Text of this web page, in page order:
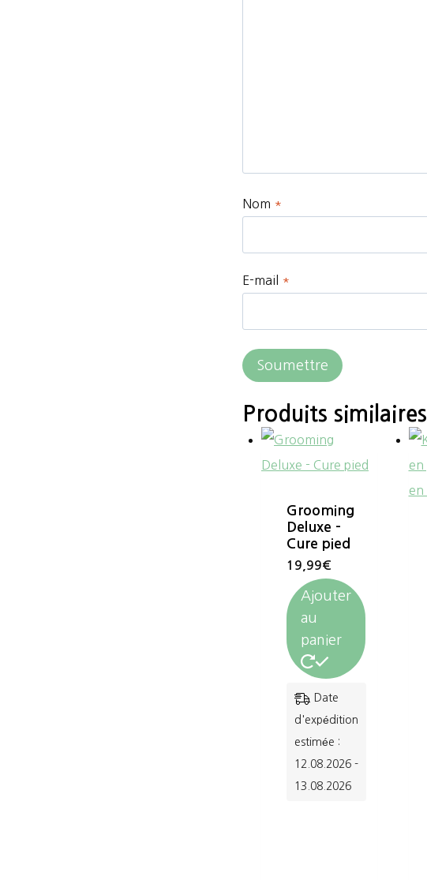
Nom *
E-mail *
Produits similaires
Grooming
Deluxe –
Cure pied
19,99€
Ajouter
au
panier
Date
d'expédition
estimée :
12.08.2026 -
13.08.2026